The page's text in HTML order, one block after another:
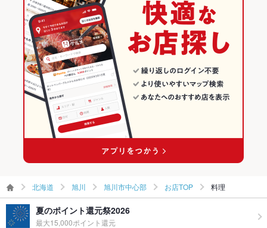
旭川のグルメランキング
旭川の和食ランキング
旭川の寿司ランキング
旭川市中心部のグルメランキング
旭川市中心部の和食ランキング
旭川市中心部の寿司ランキング
北海道 旭川 旭川市中心部 お店TOP 料理
夏のポイント還元祭2026
最大15,000ポイント還元